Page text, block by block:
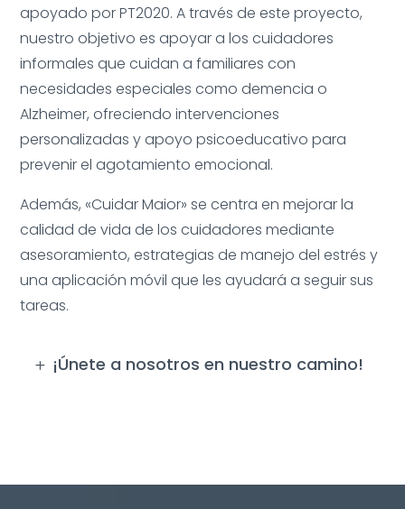
apoyado por PT2020. A través de este proyecto,
nuestro objetivo es apoyar a los cuidadores
informales que cuidan a familiares con
necesidades especiales como demencia o
Alzheimer, ofreciendo intervenciones
personalizadas y apoyo psicoeducativo para
prevenir el agotamiento emocional.
Además, «Cuidar Maior» se centra en mejorar la
calidad de vida de los cuidadores mediante
asesoramiento, estrategias de manejo del estrés y
una aplicación móvil que les ayudará a seguir sus
tareas.
¡Únete a nosotros en nuestro camino!